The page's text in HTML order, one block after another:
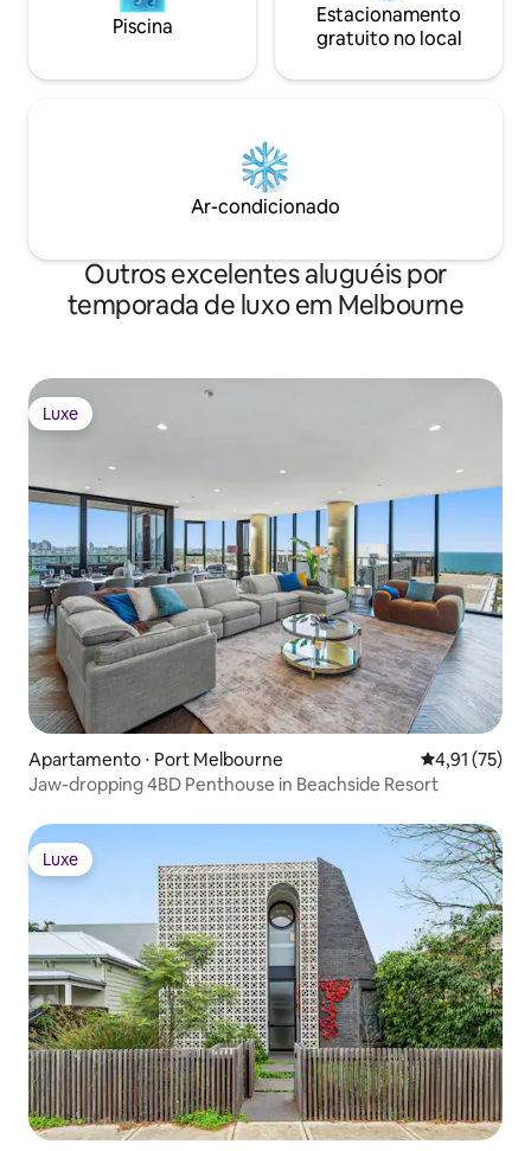
Piscina
Estacionamento
gratuito no local
Ar-condicionado
Outros excelentes aluguéis por
temporada de luxo em Melbourne
Luxe
Luxe
Apartamento ⋅ Port Melbourne 4,91 de uma
4,91 (75)
Jaw-dropping 4BD Penthouse in Beachside Resort
Luxe
Luxe